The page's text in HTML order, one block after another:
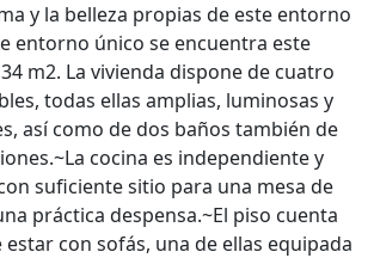
y la belleza propias de este entorno
entorno único se encuentra este
m2. La vivienda dispone de cuatro
todas ellas amplias, luminosas y
así como de dos baños también de
cocina es independiente y
suficiente sitio para una mesa de
práctica despensa.~El piso cuenta
estar con sofás, una de ellas equipada